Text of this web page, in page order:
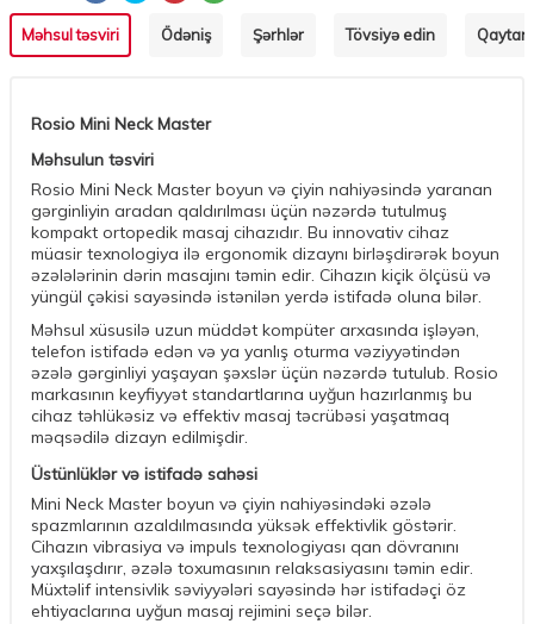
Məhsul təsviri Ödəniş Şərhlər Tövsiyə edin
Rosio Mini Neck Master
Məhsulun təsviri
Rosio Mini Neck Master boyun və çiyin nahiyəsində yaranan
gərginliyin aradan qaldırılması üçün nəzərdə tutulmuş
kompakt ortopedik masaj cihazıdır. Bu innovativ cihaz
müasir texnologiya ilə ergonomik dizaynı birləşdirərək boyun
əzələlərinin dərin masajını təmin edir. Cihazın kiçik ölçüsü və
yüngül çəkisi sayəsində istənilən yerdə istifadə oluna bilər.
Məhsul xüsusilə uzun müddət kompüter arxasında işləyən,
telefon istifadə edən və ya yanlış oturma vəziyyətindən
əzələ gərginliyi yaşayan şəxslər üçün nəzərdə tutulub. Rosio
markasının keyfiyyət standartlarına uyğun hazırlanmış bu
cihaz təhlükəsiz və effektiv masaj təcrübəsi yaşatmaq
məqsədilə dizayn edilmişdir.
Üstünlüklər və istifadə sahəsi
Mini Neck Master boyun və çiyin nahiyəsindəki əzələ
spazmlarının azaldılmasında yüksək effektivlik göstərir.
Cihazın vibrasiya və impuls texnologiyası qan dövranını
yaxşılaşdırır, əzələ toxumasının relaksasiyasını təmin edir.
Müxtəlif intensivlik səviyyələri sayəsində hər istifadəçi öz
ehtiyaclarına uyğun masaj rejimini seçə bilər.